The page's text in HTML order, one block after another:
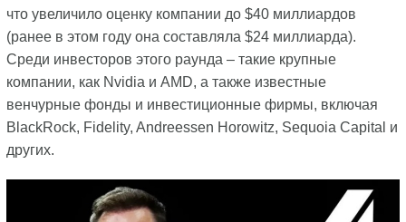
что увеличило оценку компании до $40 миллиардов
(ранее в этом году она составляла $24 миллиарда).
Среди инвесторов этого раунда – такие крупные
компании, как Nvidia и AMD, а также известные
венчурные фонды и инвестиционные фирмы, включая
BlackRock, Fidelity, Andreessen Horowitz, Sequoia Capital и
других.